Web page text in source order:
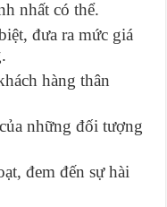
nhất có thể.
đưa ra mức giá
hàng thân
những đối tượng
đem đến sự hài